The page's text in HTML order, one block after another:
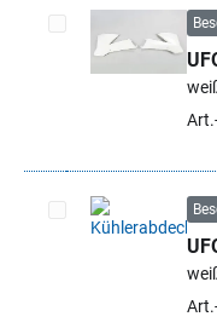
Artikel auswählen
Artikel auswählen